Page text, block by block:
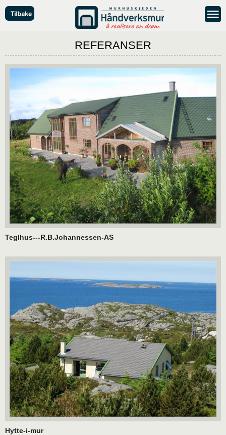
REFERANSER
Teglhus---R.B.Johannessen-AS
Hytte-i-mur